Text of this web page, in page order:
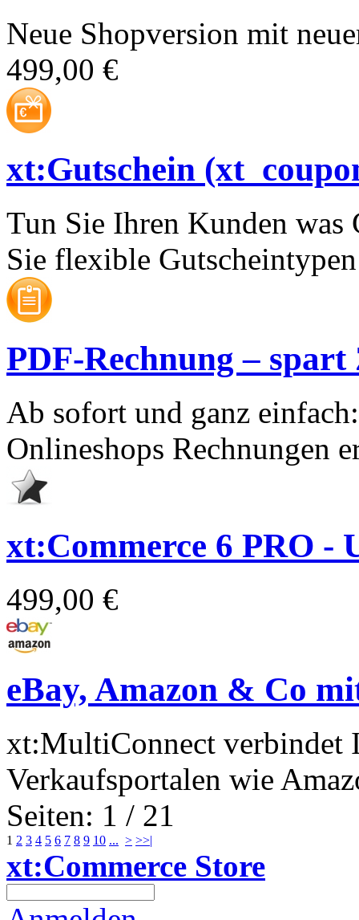
Neue Shopversion mit
499,00 €
xt:Gutschein
Tun Sie Ihren Kunden
Sie flexible
PDF-Rechnung –
Ab sofort und ganz
Onlineshops Rechnungen
xt:Commerce 6 PRO -
499,00 €
eBay, Amazon & Co
xt:MultiConnect verbindet
Verkaufsportalen wie
Seiten: 1 / 21
1 2 3 4 5 6 7 8 9 10 ... > >>|
xt:Commerce Store